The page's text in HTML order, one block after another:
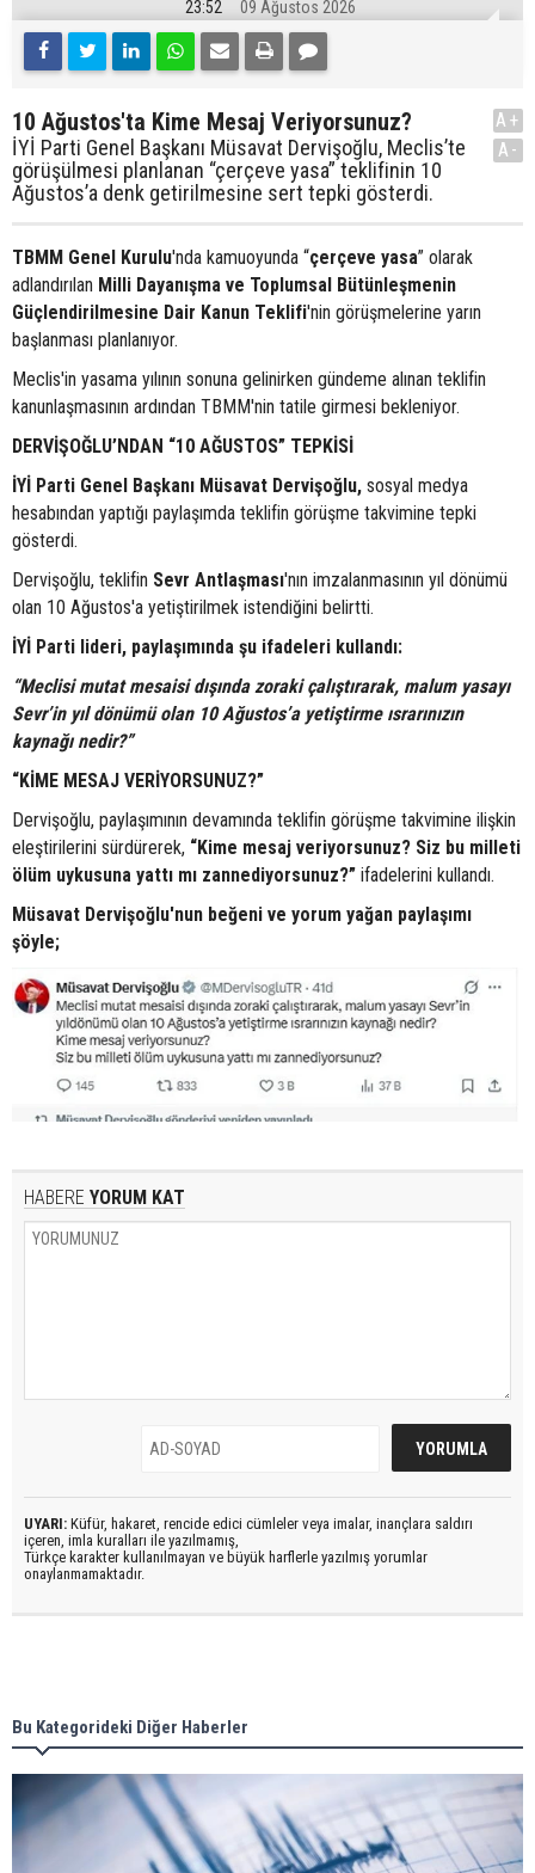
23:52 09 Ağustos 2026
10 Ağustos'ta Kime Mesaj Veriyorsunuz?
İYİ Parti Genel Başkanı Müsavat Dervişoğlu, Meclis’te
görüşülmesi planlanan “çerçeve yasa” teklifinin 10
Ağustos’a denk getirilmesine sert tepki gösterdi.
A+
A-
TBMM Genel Kurulu'nda kamuoyunda “çerçeve yasa” olarak
adlandırılan Milli Dayanışma ve Toplumsal Bütünleşmenin
Güçlendirilmesine Dair Kanun Teklifi'nin görüşmelerine yarın
başlanması planlanıyor.
Meclis'in yasama yılının sonuna gelinirken gündeme alınan teklifin
kanunlaşmasının ardından TBMM'nin tatile girmesi bekleniyor.
DERVİŞOĞLU’NDAN “10 AĞUSTOS” TEPKİSİ
İYİ Parti Genel Başkanı Müsavat Dervişoğlu, sosyal medya
hesabından yaptığı paylaşımda teklifin görüşme takvimine tepki
gösterdi.
Dervişoğlu, teklifin Sevr Antlaşması'nın imzalanmasının yıl dönümü
olan 10 Ağustos'a yetiştirilmek istendiğini belirtti.
İYİ Parti lideri, paylaşımında şu ifadeleri kullandı:
“Meclisi mutat mesaisi dışında zoraki çalıştırarak, malum yasayı
Sevr’in yıl dönümü olan 10 Ağustos’a yetiştirme ısrarınızın
kaynağı nedir?”
“KİME MESAJ VERİYORSUNUZ?”
Dervişoğlu, paylaşımının devamında teklifin görüşme takvimine ilişkin
eleştirilerini sürdürerek, “Kime mesaj veriyorsunuz? Siz bu milleti
ölüm uykusuna yattı mı zannediyorsunuz?” ifadelerini kullandı.
Müsavat Dervişoğlu'nun beğeni ve yorum yağan paylaşımı
şöyle;
HABERE YORUM KAT
UYARI: Küfür, hakaret, rencide edici cümleler veya imalar, inançlara saldırı
içeren, imla kuralları ile yazılmamış,
Türkçe karakter kullanılmayan ve büyük harflerle yazılmış yorumlar
onaylanmamaktadır.
Bu Kategorideki Diğer Haberler